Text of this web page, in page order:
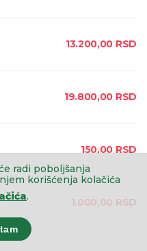
13.200,00 RSD
19.800,00 RSD
150,00 RSD
1.000,00 RSD
radi poboljšanja
korišćenja kolačića
.